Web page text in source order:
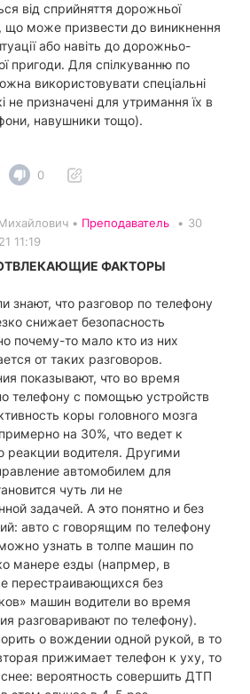
від сприйняття дорожньої
що може призвести до виникнення
або навіть до дорожньо-
пригоди. Для спілкуванню по
використовувати спеціальні
не призначені для утримання їх в
навушники тощо).
0
• Преподаватель • 30
11:19
ФАКТОРЫ
знают, что разговор по телефону
снижает безопасность
почему-то мало кто из них
от таких разговоров.
показывают, что во время
телефону с помощью устройств
коры головного мозга
на 30%, что ведет к
реакции водителя. Другими
автомобилем для
чуть ли не
задачей. А это понятно и без
авто с говорящим по телефону
узнать в толпе машин по
манере езды (напрмер, в
перестраивающихся без
машин водители во время
разговаривают по телефону).
о вождении одной рукой, в то
прижимает телефон к уху, то
вероятность совершить ДТП